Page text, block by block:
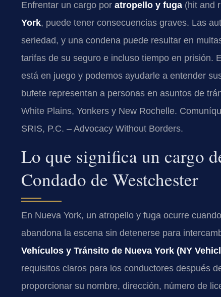
Enfrentar un cargo por atropello y fuga (hit and
York, puede tener consecuencias graves. Las
seriedad, y una condena puede resultar en
tarifas de su seguro e incluso tiempo en prisión.
está en juego y podemos ayudarle a entender
bufete representan a personas en asuntos de
White Plains, Yonkers y New Rochelle.
SRIS, P.C. – Advocacy Without Borders.
Lo que significa un cargo
Condado de Westchester
En Nueva York, un atropello y fuga ocurre
abandona la escena sin detenerse para
Vehículos y Tránsito de Nueva York (NY
requisitos claros para los conductores después
proporcionar su nombre, dirección, número de